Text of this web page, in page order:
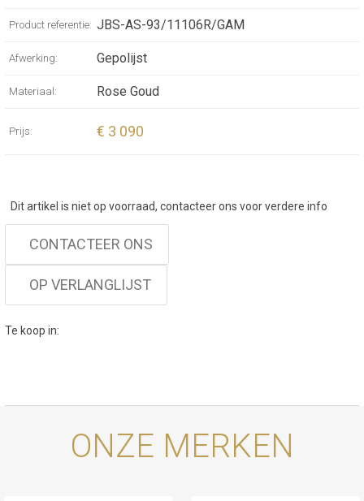
Product referentie: JBS-AS-93/11106R/GAM
Afwerking: Gepolijst
Materiaal: Rose Goud
Prijs: € 3 090
Dit artikel is niet op voorraad, contacteer ons voor verdere info
CONTACTEER ONS
OP VERLANGLIJST
Te koop in:
ONZE MERKEN